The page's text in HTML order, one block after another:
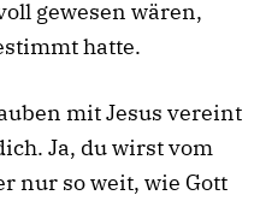
gewesen wären,
hatte.
mit Jesus vereint
Ja, du wirst vom
nur so weit, wie Gott